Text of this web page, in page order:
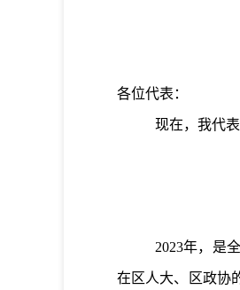
各位代表 ：
现在，我代
2023年，是
在区人大、区政协